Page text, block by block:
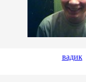
вадик